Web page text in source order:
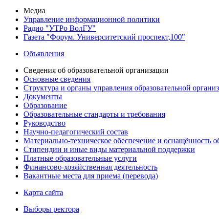
Медиа
Управление информационной политики
Радио "УТРо ВолГУ"
Газета "Форум. Университетский проспект,100"
Объявления
Сведения об образовательной организации
Основные сведения
Структура и органы управления образовательной
Документы
Образование
Образовательные стандарты и требования
Руководство
Научно-педагогический состав
Материально-техническое обеспечение и оснащённость
Стипендии и иные виды материальной поддержки
Платные образовательные услуги
Финансово-хозяйственная деятельность
Вакантные места для приема (перевода)
Карта сайта
Выборы ректора